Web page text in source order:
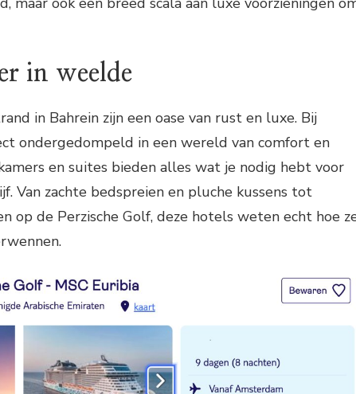
in weelde
in Bahrein zijn een oase van rust en luxe. Bij
ondergedompeld in een wereld van comfort en
en suites bieden alles wat je nodig hebt voor
Van zachte bedspreien en pluche kussens tot
op de Perzische Golf, deze hotels weten echt hoe